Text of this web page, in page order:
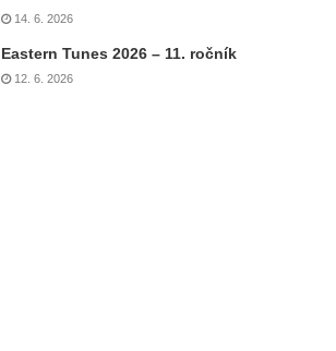
14. 6. 2026
Eastern Tunes 2026 – 11. ročník
12. 6. 2026